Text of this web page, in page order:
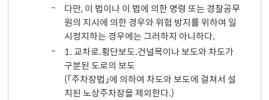
다만, 이 법이나 이 법에 의한 명령 또는 경찰공무
원의 지시에 의한 경우와 위험 방지를 위하여 일
시정지하는 경우에는 그러하지 아니하다.
1. 교차로.횡단보도.건널목이나 보도와 차도가
구분된 도로의 보도
(「주차장법」에 의하여 차도와 보도에 걸쳐서 설
치된 노상주차장을 제외한다.)